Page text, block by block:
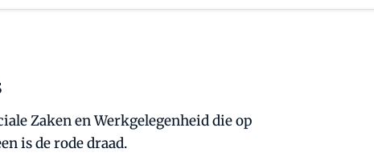
Zaken en Werkgelegenheid die op
is de rode draad.